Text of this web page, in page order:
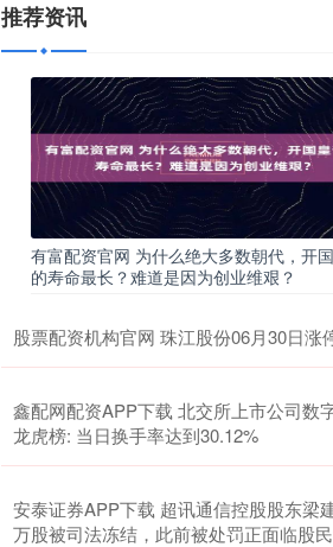
推荐资讯
有富配资官网 为什么绝大多数朝代，开
的寿命最长？难道是因为创业维艰？
股票配资机构官网 珠江股份06月30日涨
鑫配网配资APP下载 北交所上市公司数
龙虎榜: 当日换手率达到30.12%
安泰证券APP下载 超讯通信控股股东梁
万股被司法冻结，此前被处罚正面临股